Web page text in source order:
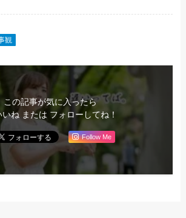
観
この記事が気に入ったら
いね または フォローしてね！
Follow Me